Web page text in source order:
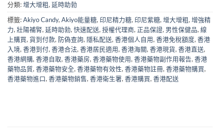
分類:增大增粗, 延時助勃
標籤:Akiyo Candy, Akiyo能量糖, 印尼精力糖, 印尼紫糖, 增大增粗, 增強精
力, 壯陽補腎, 延時助勃, 快速配送, 授權代理商, 正品保證, 男性保健品, 線
上購買, 貨到付款, 防偽查詢, 隱私配送, 香港個人自用, 香港免稅額度, 香港
入境, 香港到付, 香港合法, 香港居民適用, 香港海關, 香港現貨, 香港直送,
香港網購, 香港自取, 香港藥房, 香港藥物使用, 香港藥物副作用報告, 香港
藥物品質, 香港藥物安全, 香港藥物有效性, 香港藥物註冊, 香港藥物購買,
香港藥物進口, 香港藥物銷售, 香港衛生署, 香港購買, 香港配送